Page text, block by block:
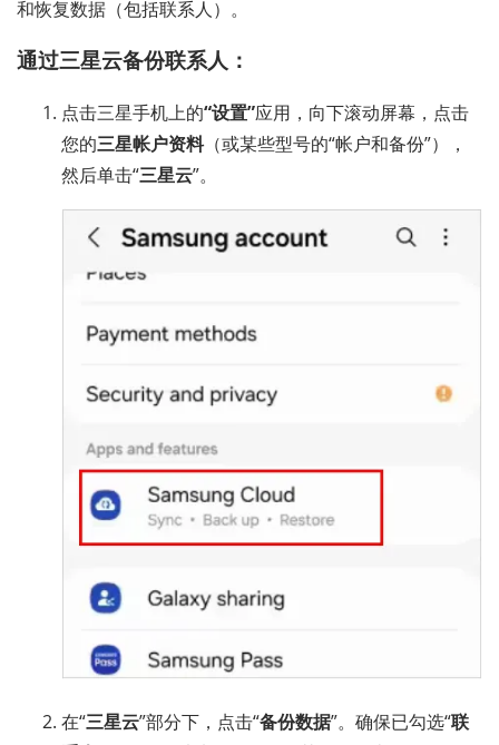
和恢复数据（包括联系人）。
通过三星云备份联系人：
点击三星手机上的“设置”应用，向下滚动屏幕，点击
您的三星帐户资料（或某些型号的“帐户和备份”），
然后单击“三星云”。
在“三星云”部分下，点击“备份数据”。确保已勾选“联